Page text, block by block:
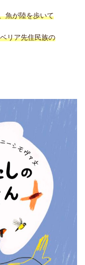
魚が陸を歩いて
リア先住民族の